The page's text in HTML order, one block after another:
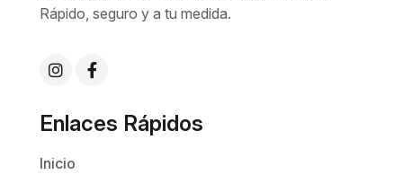
Rápido, seguro y a tu medida.
Enlaces Rápidos
Inicio